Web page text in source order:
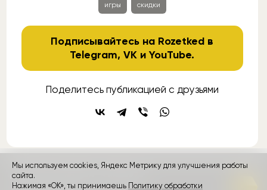
игры скидки
Подписывайтесь на Rozetked в
Telegram,VK иYouTube.
Поделитесь публикацией с друзьями
контакты
Мы используем cookies, Яндекс Метрику для улучшения работы
сайта.
Нажимая «ОК», ты принимаешь Политику обработки